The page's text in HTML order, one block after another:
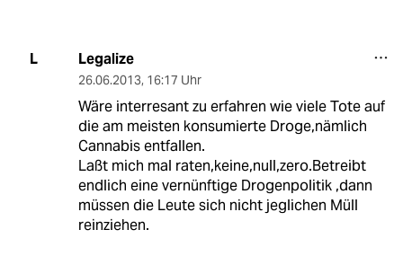
L Legalize
26.06.2013, 16:17 Uhr
Wäre interresant zu erfahren wie viele Tote auf
die am meisten konsumierte Droge,nämlich
Cannabis entfallen.
Laßt mich mal raten,keine,null,zero.Betreibt
endlich eine vernünftige Drogenpolitik ,dann
müssen die Leute sich nicht jeglichen Müll
reinziehen.